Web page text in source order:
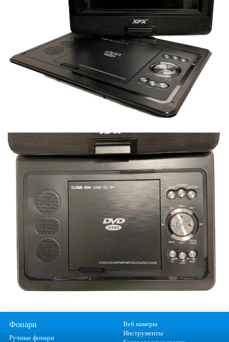
Фонари
Ручные фонари
Веб камеры
Инструменты